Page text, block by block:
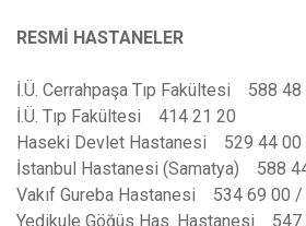
RESMİ HASTANELER
İ.Ü. Cerrahpaşa Tıp Fakültesi 588
İ.Ü. Tıp Fakültesi 414 21 20
Haseki Devlet Hastanesi 529 44
İstanbul Hastanesi (Samatya) 588
Vakıf Gureba Hastanesi 534 69
Yedikule Göğüs Has. Hastanesi